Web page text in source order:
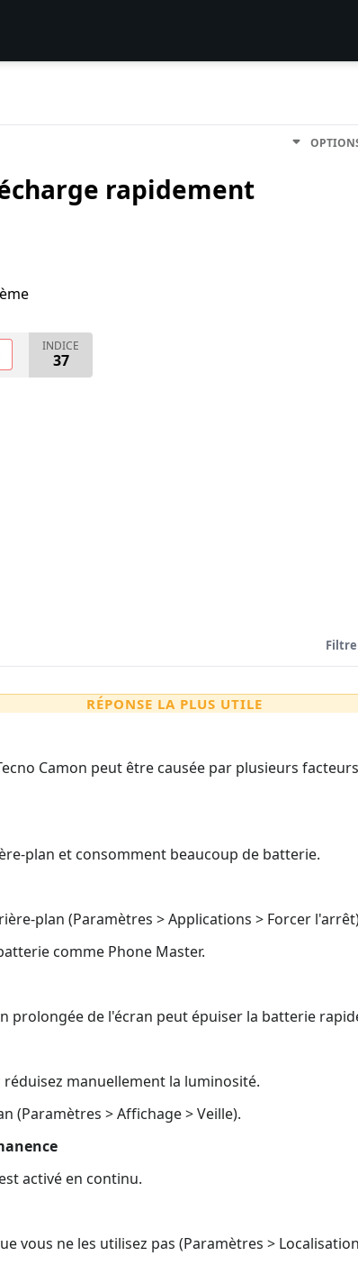
rapidement
INDICE
37
RÉPONSE LA PLUS UTILE
Camon peut être causée par plusieurs
plan et consomment beaucoup de batterie.
plan (Paramètres > Applications > Forcer
comme Phone Master.
prolongée de l'écran peut épuiser la batterie
manuellement la luminosité.
(Paramètres > Affichage > Veille).
activé en continu.
vous ne les utilisez pas (Paramètres >